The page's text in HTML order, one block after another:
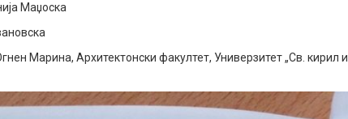
Маџоска
Марина, Архитектонски факултет, Универзитет „Св. кирил и